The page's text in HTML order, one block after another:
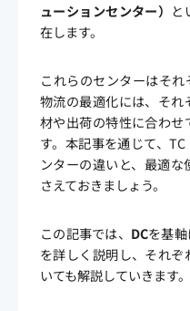
ューションセンター） と
在します。
これらのセンターはそれ
物流の最適化には、そ
材や出荷の特性に合わせ
す。本記事を通じて、
ンターの違いと、最適
さえておきましょう。
この記事では、 DCを基
を詳しく説明し、それ
いても解説していきます。